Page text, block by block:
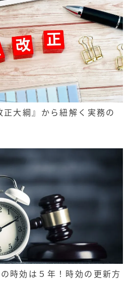
正大綱』から紐解く実務の
時効は５年！時効の更新方